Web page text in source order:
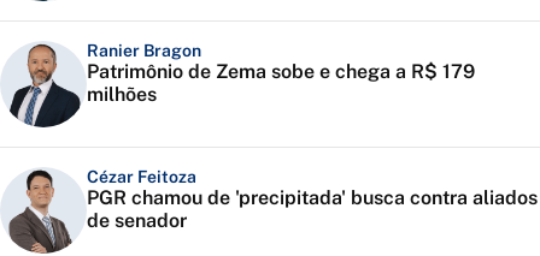
Ranier Bragon
Patrimônio de Zema sobe e chega a R$ 179
milhões
Cézar Feitoza
PGR chamou de 'precipitada' busca contra aliados
de senador